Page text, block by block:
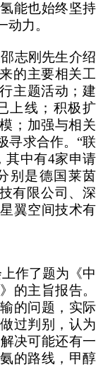
能也始终坚持
力。
志刚先生介绍
的主要相关工
主题活动；建
上线；积极扩
；加强与相关
寻求合作。“联
其中有4家申请
别是德国莱茵
有限公司、深
翼空间技术有
作了题为《中
的主旨报告。
的问题，实际
过判别，认为
决可能还有一
的路线，甲醇